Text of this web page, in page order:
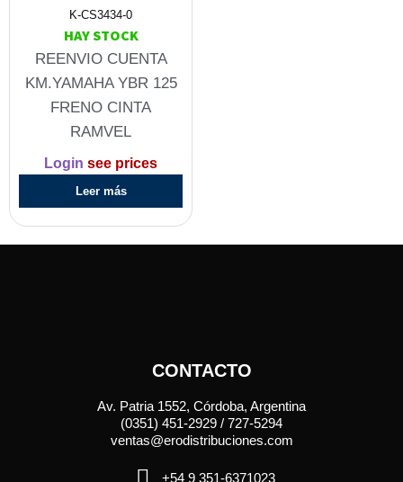
K-CS3434-0
HAY STOCK
REENVIO CUENTA
KM.YAMAHA YBR 125
FRENO CINTA
RAMVEL
Login see prices
Leer más
CONTACTO
Av. Patria 1552, Córdoba, Argentina
(0351) 451-2929 / 727-5294
ventas@erodistribuciones.com
+54 9 351-6371023